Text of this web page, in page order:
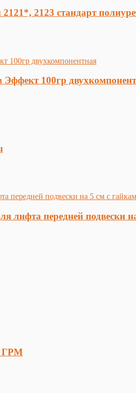
2123 стандарт
100гр
лифта передней подвески
ГРМ